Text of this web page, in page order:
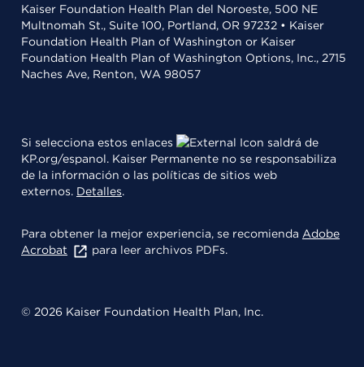
Kaiser Foundation Health Plan del Noroeste, 500 NE
Multnomah St., Suite 100, Portland, OR 97232 • Kaiser
Foundation Health Plan of Washington or Kaiser
Foundation Health Plan of Washington Options, Inc., 2715
Naches Ave, Renton, WA 98057
Si selecciona estos enlaces
saldrá de
KP.org/espanol. Kaiser Permanente no se responsabiliza
de la información o las políticas de sitios web
externos. Detalles.
Para obtener la mejor experiencia, se recomienda Adobe
Acrobat
para leer archivos PDFs.
© 2026 Kaiser Foundation Health Plan, Inc.